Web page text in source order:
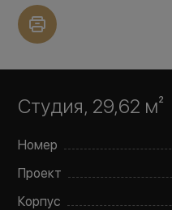
Студия, 29,62 м²
Номер
Проект
Корпус